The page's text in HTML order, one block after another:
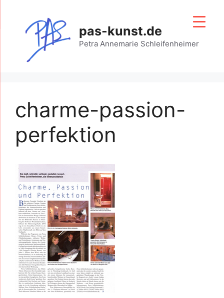
springen
pas-kunst.de
Petra Annemarie Schleifenheimer
charme-passion-
perfektion